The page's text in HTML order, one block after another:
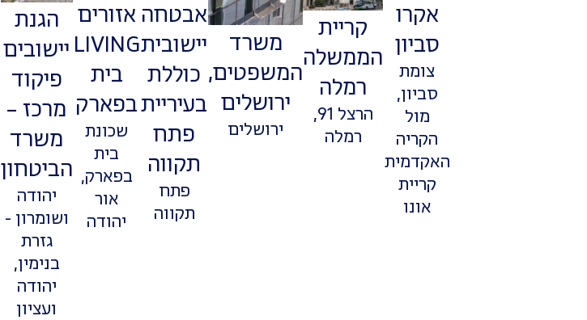
אקרו
סביון
צומת
סביון,
מול
הקריה
האקדמית
קריית
אונו
קריית
הממשלה
רמלה
הרצל 91,
רמלה
משרד
המשפטים,
ירושלים
ירושלים
אבטחה
יישובית
כוללת
בעיריית
פתח
תקווה
פתח
תקווה
אזורים
LIVING
בית
בפארק
שכונת
בית
בפארק,
אור
יהודה
הגנת
יישובים
פיקוד
מרכז –
משרד
הביטחון
יהודה
ושומרון -
גזרת
בנימין,
יהודה
ועציון